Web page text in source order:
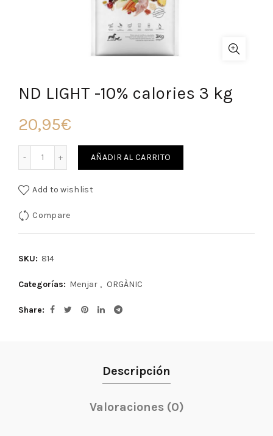
ND LIGHT -10% calories 3 kg
20,95€
AÑADIR AL CARRITO
Add to wishlist
Compare
SKU: 814
Categorías: Menjar , ORGÀNIC
Share
Descripción
Valoraciones (0)